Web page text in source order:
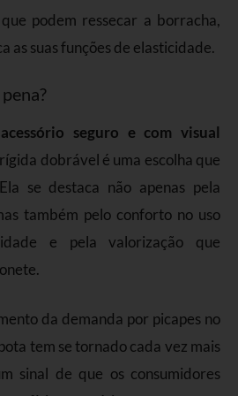
podem ressecar a borracha,
as suas funções de elasticidade.
seguro e com visual
dobrável é uma escolha que
se destaca não apenas pela
também pelo conforto no uso
e pela valorização que
da demanda por picapes no
tem se tornado cada vez mais
sinal de que os consumidores